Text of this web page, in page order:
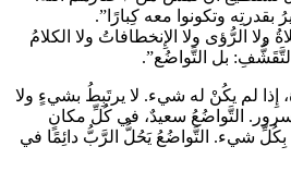
وتكونوا معه كِبارًا”.
ولا الرُّؤى ولا الإِنخطافاتُ ولا الكلامُ
التَّقَشُّفِ: بل التَّواضُع”.
إِذا لم يكُنْ له شيء. لا يرتَبِطُ بشيءٍ ولا
التَّواضُعُ سعيدٌ، في كُلِّ مكانٍ
شيء. التَّواضُعُ يَحُلُّ الرَّبُّ دائِمًا في